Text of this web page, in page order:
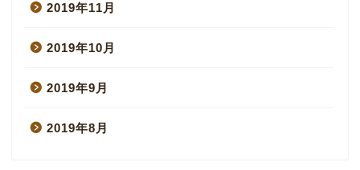
2019年11月
2019年10月
2019年9月
2019年8月